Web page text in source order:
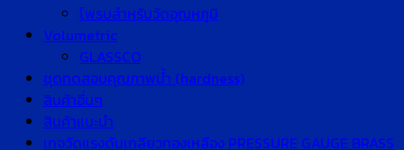
โพรบสำหรับวัดอุณหภูมิ
Volumetric
GLASSCO
ชุดทดสอบคุณภาพน้ำ (hardness)
สินค้าอื่นๆ
สินค้าแนะนำ
เกจวัดแรงดันเกลียวทองเหลือง PRESSURE GAUGE BRASS